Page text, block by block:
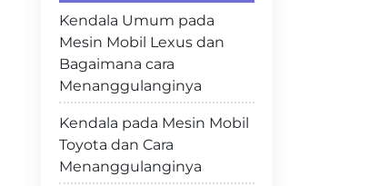
Kendala Umum pada
Mesin Mobil Lexus dan
Bagaimana cara
Menanggulanginya
Kendala pada Mesin Mobil
Toyota dan Cara
Menanggulanginya